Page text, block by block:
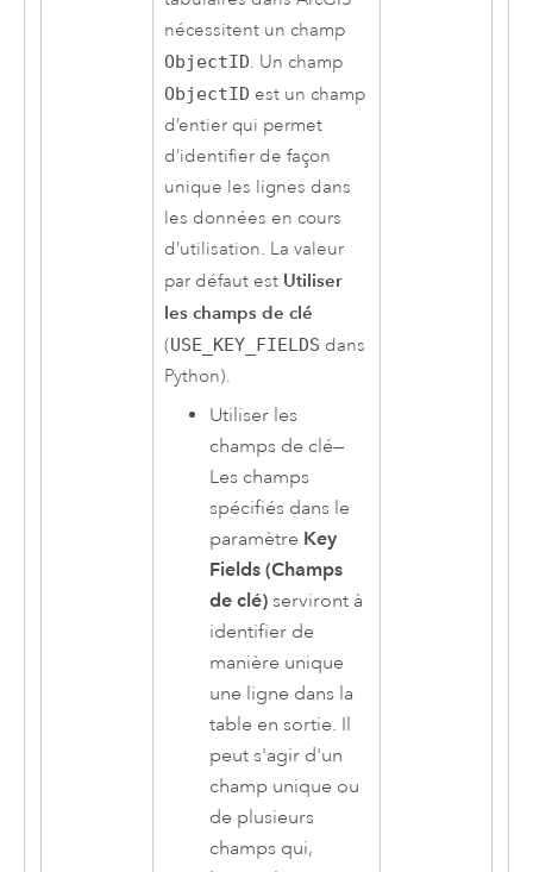
nécessitent un champ
ObjectID. Un champ
ObjectID est un champ
d’entier qui permet
d’identifier de façon
unique les lignes dans
les données en cours
d’utilisation. La valeur
par défaut est Utiliser
les champs de clé
(USE_KEY_FIELDS dans
Python).
Utiliser les
champs de clé—
Les champs
spécifiés dans le
paramètre Key
Fields (Champs
de clé) serviront à
identifier de
manière unique
une ligne dans la
table en sortie. Il
peut s'agir d'un
champ unique ou
de plusieurs
champs qui,